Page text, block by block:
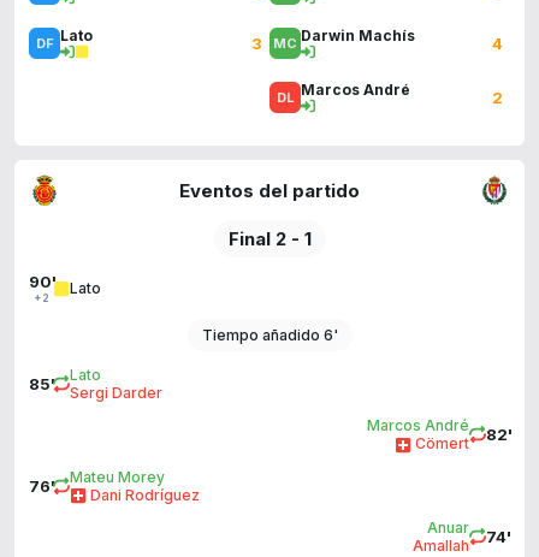
Lato 3 Darwin Machís 4
Marcos André 2
Eventos del partido
Final 2 - 1
90'
+2
Lato
Tiempo añadido 6'
85'
Lato
Sergi Darder
82'
Marcos André
Cömert
76'
Mateu Morey
Dani Rodríguez
74'
Anuar
Amallah